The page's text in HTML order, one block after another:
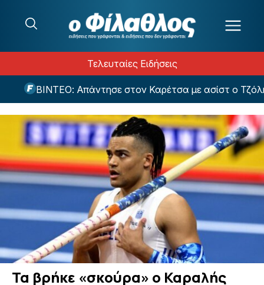
Τελευταίες Ειδήσεις
ΒΙΝΤΕΟ: Απάντησε στον Καρέτσα με ασίστ ο Τζόλης
Τα βρήκε «σκούρα» ο Καραλής